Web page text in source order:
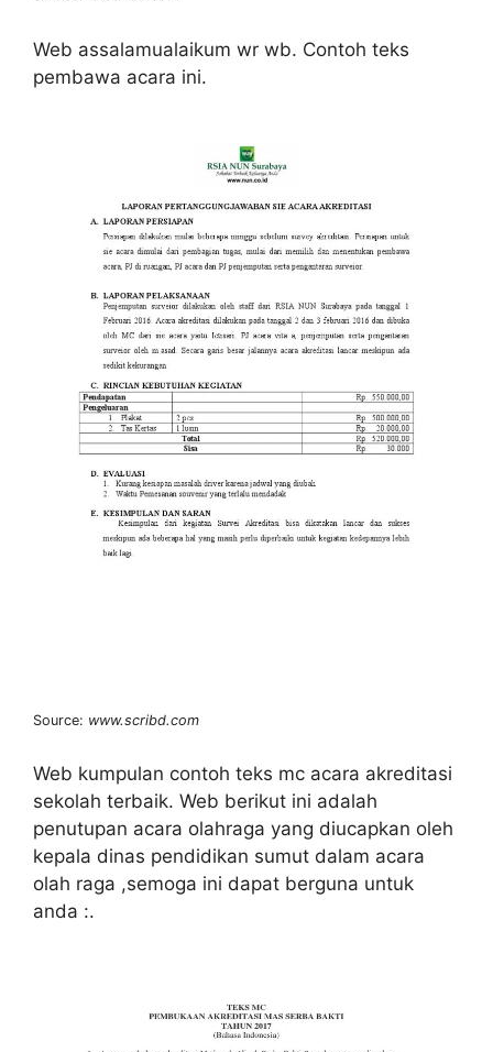
Web assalamualaikum wr wb. Contoh teks
pembawa acara ini.
Source: www.scribd.com
Web kumpulan contoh teks mc acara akreditasi
sekolah terbaik. Web berikut ini adalah
penutupan acara olahraga yang diucapkan oleh
kepala dinas pendidikan sumut dalam acara
olah raga ,semoga ini dapat berguna untuk
anda :.